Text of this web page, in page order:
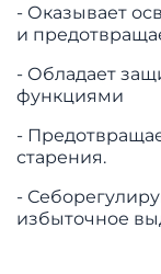
- Оказывает
и
- Обладает
функциями
-
старения.
-
избыточное